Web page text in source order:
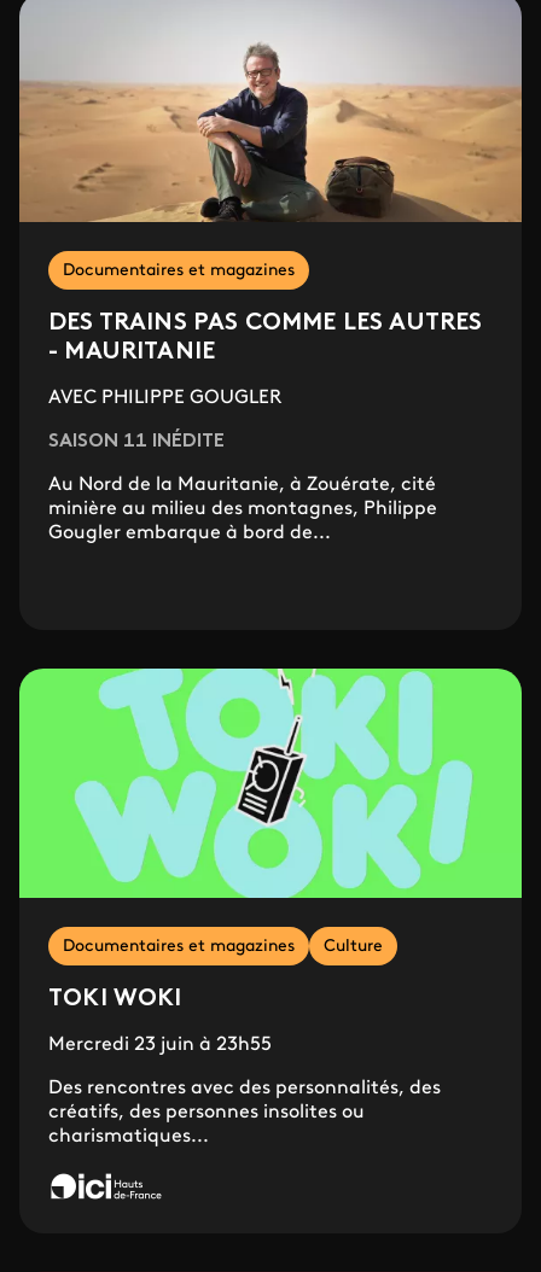
Documentaires et magazines
DES TRAINS PAS COMME LES AUTRES
- MAURITANIE
AVEC PHILIPPE GOUGLER
SAISON 11 INÉDITE
Au Nord de la Mauritanie, à Zouérate, cité
minière au milieu des montagnes, Philippe
Gougler embarque à bord de...
Documentaires et magazines Culture
TOKI WOKI
Mercredi 23 juin à 23h55
Des rencontres avec des personnalités, des
créatifs, des personnes insolites ou
charismatiques...